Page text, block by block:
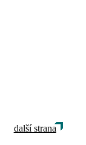
další strana